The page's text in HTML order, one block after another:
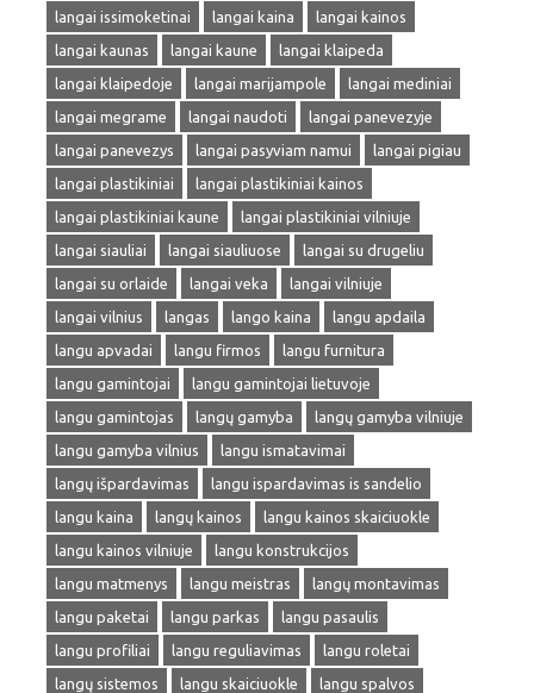
langai issimoketinai
langai kaina
langai kainos
langai kaunas
langai kaune
langai klaipeda
langai klaipedoje
langai marijampole
langai mediniai
langai megrame
langai naudoti
langai panevezyje
langai panevezys
langai pasyviam namui
langai pigiau
langai plastikiniai
langai plastikiniai kainos
langai plastikiniai kaune
langai plastikiniai vilniuje
langai siauliai
langai siauliuose
langai su drugeliu
langai su orlaide
langai veka
langai vilniuje
langai vilnius
langas lango kaina
langu apdaila
langu apvadai
langu firmos
langu furnitura
langu gamintojai
langu gamintojai lietuvoje
langu gamintojas
langų gamyba
langų gamyba vilniuje
langu gamyba vilnius
langu ismatavimai
langų išpardavimas
langu ispardavimas is sandelio
langu kaina
langų kainos
langu kainos skaiciuokle
langu kainos vilniuje
langu konstrukcijos
langu matmenys
langu meistras
langų montavimas
langu paketai
langu parkas
langu pasaulis
langu profiliai
langu reguliavimas
langu roletai
langų sistemos
langu skaiciuokle
langu spalvos